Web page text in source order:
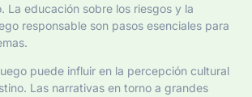
La educación sobre los riesgos y la
responsable son pasos esenciales para
puede influir en la percepción cultural
Las narrativas en torno a grandes